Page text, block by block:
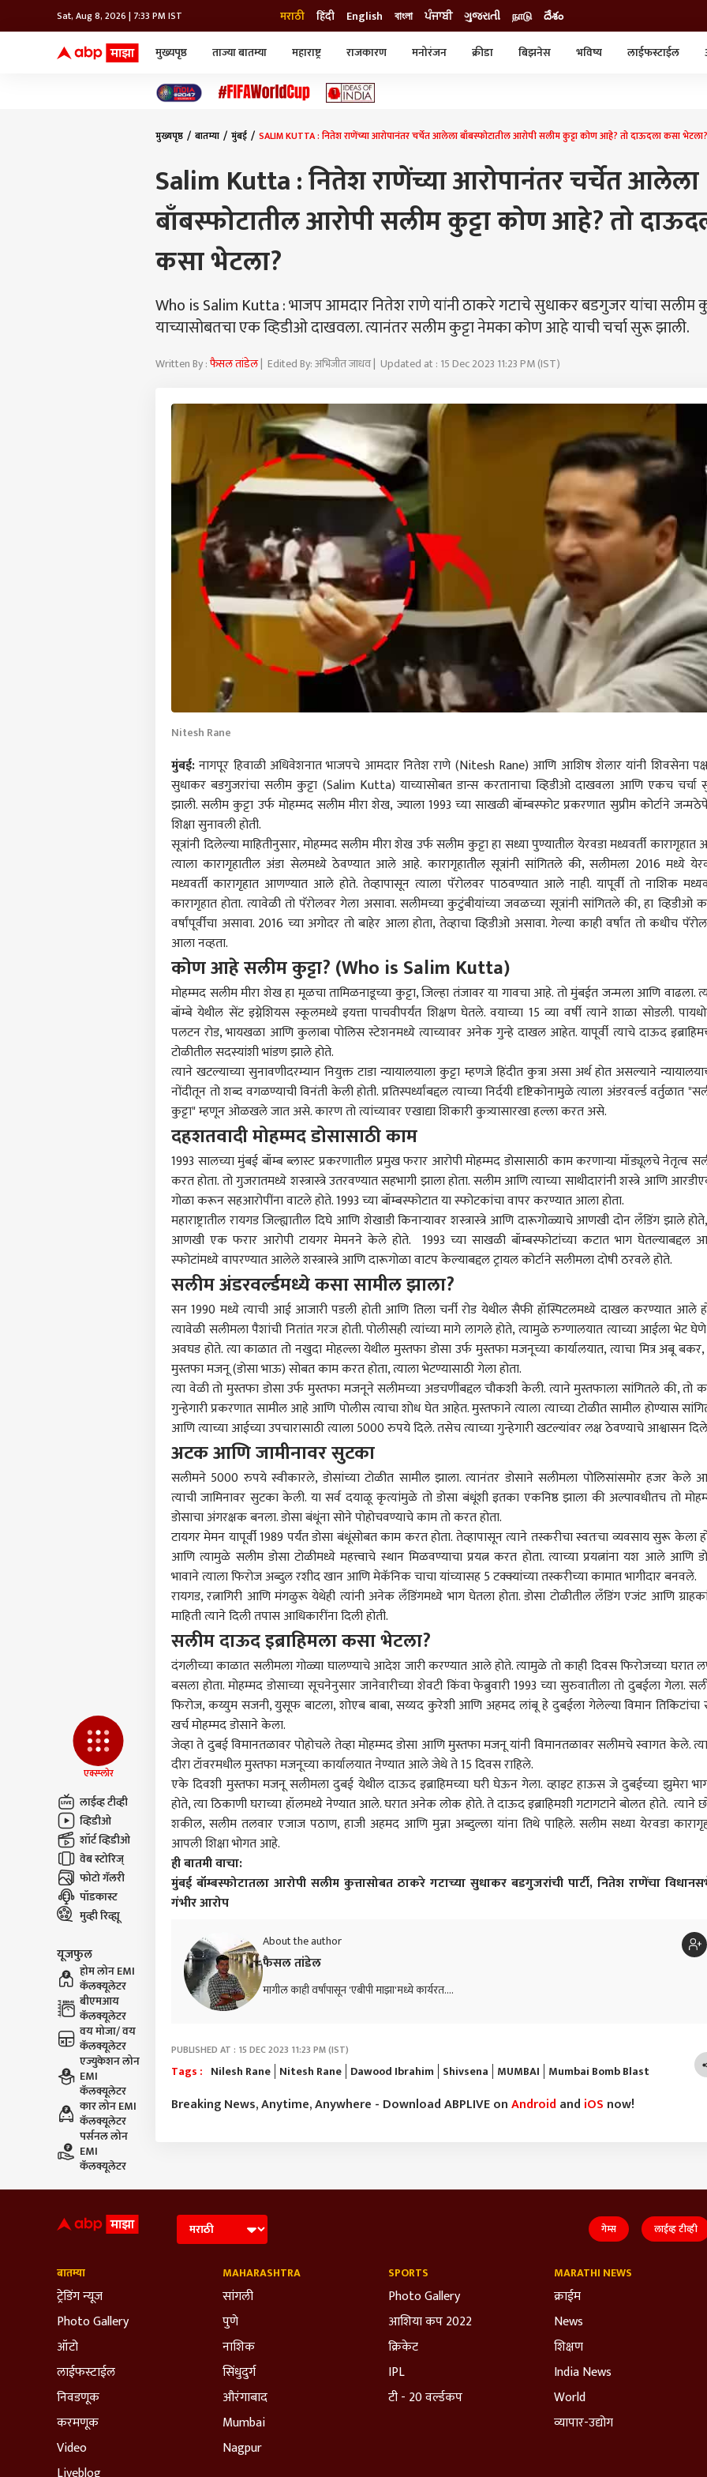
Sat, Aug 8, 2026 | 7:33 PM IST मराठी हिंदी English বাংলা ਪੰਜਾਬੀ ગુજરાતી நாடு దేశం
मुख्यपृष्ठ ताज्या बातम्या महाराष्ट्र राजकारण मनोरंजन क्रीडा बिझनेस भविष्य लाईफस्टाईल
एक्स्प्लोर
लाईव्ह टीव्ही
व्हिडीओ
शॉर्ट व्हिडीओ
वेब स्टोरिज्
फोटो गॅलरी
पॉडकास्ट
मुव्ही रिव्ह्यू
यूजफुल
होम लोन EMI
कॅलक्यूलेटर
बीएमआय
कॅलक्यूलेटर
वय मोजा/ वय
कॅलक्यूलेटर
एज्युकेशन लोन
EMI
कॅलक्यूलेटर
कार लोन EMI
कॅलक्यूलेटर
पर्सनल लोन
EMI
कॅलक्यूलेटर
मुख्यपृष्ठ बातम्या मुंबई SALIM KUTTA : नितेश राणेंच्या आरोपानंतर चर्चेत आलेला बाँबस्फोटातील आरोपी सलीम कुट्टा कोण आहे? तो दाऊदला कसा भेटला?
Salim Kutta : नितेश राणेंच्या आरोपानंतर चर्चेत आलेला
बाँबस्फोटातील आरोपी सलीम कुट्टा कोण आहे? तो
कसा भेटला?
Who is Salim Kutta : भाजप आमदार नितेश राणे यांनी ठाकरे गटाचे सुधाकर बडगुजर यांचा सलीम
याच्यासोबतचा एक व्हिडीओ दाखवला. त्यानंतर सलीम कुट्टा नेमका कोण आहे याची चर्चा सुरू झाली.
Written By :फैसल तांडेल| Edited By: अभिजीत जाधव | Updated at : 15 Dec 2023 11:23 PM (IST)
Nitesh Rane
मुंबई:नागपूर हिवाळी अधिवेशनात भाजपचे आमदार नितेश राणे (Nitesh Rane) आणि आशिष शेलार यांनी शिवसेना
सुधाकर बडगुजरांचा सलीम कुट्टा (Salim Kutta) याच्यासोबत डान्स करतानाचा व्हिडीओ दाखवला आणि एकच चर्चा
झाली. सलीम कुट्टा उर्फ मोहम्मद सलीम मीरा शेख, ज्याला 1993 च्या साखळी बॉम्बस्फोट प्रकरणात सुप्रीम कोर्टाने
शिक्षा सुनावली होती.
सूत्रांनी दिलेल्या माहितीनुसार, मोहम्मद सलीम मीरा शेख उर्फ ​​सलीम कुट्टा हा सध्या पुण्यातील येरवडा मध्यवर्ती कारागृहात
त्याला कारागृहातील अंडा सेलमध्ये ठेवण्यात आले आहे. कारागृहातील सूत्रांनी सांगितले की, सलीमला 2016 मध्ये
मध्यवर्ती कारागृहात आणण्यात आले होते. तेव्हापासून त्याला पॅरोलवर पाठवण्यात आले नाही. यापूर्वी तो नाशिक
कारागृहात होता. त्यावेळी तो पॅरोलवर गेला असावा. सलीमच्या कुटुंबीयांच्या जवळच्या सूत्रांनी सांगितले की, हा व्हिडीओ
वर्षांपूर्वीचा असावा. 2016 च्या अगोदर तो बाहेर आला होता, तेव्हाचा व्हिडीओ असावा. गेल्या काही वर्षांत तो कधीच
आला नव्हता.
कोण आहे सलीम कुट्टा? (Who is Salim Kutta)
मोहम्मद सलीम मीरा शेख हा मूळचा तामिळनाडूच्या कुट्टा, जिल्हा तंजावर या गावचा आहे. तो मुंबईत जन्मला आणि वाढला.
बॉम्बे येथील सेंट इग्नेशियस स्कूलमध्ये इयत्ता पाचवीपर्यंत शिक्षण घेतले. वयाच्या 15 व्या वर्षी त्याने शाळा सोडली.
पलटन रोड, भायखळा आणि कुलाबा पोलिस स्टेशनमध्ये त्याच्यावर अनेक गुन्हे दाखल आहेत. यापूर्वी त्याचे दाऊद
टोळीतील सदस्यांशी भांडण झाले होते.
त्याने खटल्याच्या सुनावणीदरम्यान नियुक्त टाडा न्यायालयाला कुट्टा म्हणजे हिंदीत कुत्रा असा अर्थ होत असल्याने
नोंदीतून तो शब्द वगळण्याची विनंती केली होती. प्रतिस्पर्ध्यांबद्दल त्याच्या निर्दयी दृष्टिकोनामुळे त्याला अंडरवर्ल्ड वर्तुळात
कुट्टा" म्हणून ओळखले जात असे. कारण तो त्यांच्यावर एखाद्या शिकारी कुत्र्यासारखा हल्ला करत असे.
दहशतवादी मोहम्मद डोसासाठी काम
1993 सालच्या मुंबई बॉम्ब ब्लास्ट प्रकरणातील प्रमुख फरार आरोपी मोहम्मद डोसासाठी काम करणाऱ्या मॉड्यूलचे नेतृत्व
करत होता. तो गुजरातमध्ये शस्त्रास्त्रे उतरवण्यात सहभागी झाला होता. सलीम आणि त्याच्या साथीदारांनी शस्त्रे आणि
गोळा करून सहआरोपींना वाटले होते. 1993 च्या बॉम्बस्फोटात या स्फोटकांचा वापर करण्यात आला होता.
महाराष्ट्रातील रायगड जिल्ह्यातील दिघे आणि शेखाडी किनार्‍यावर शस्त्रास्त्रे आणि दारूगोळ्याचे आणखी दोन लँडिंग झाले
आणखी एक फरार आरोपी टायगर मेमनने केले होते. 1993 च्या साखळी बॉम्बस्फोटांच्या कटात भाग घेतल्याबद्दल
स्फोटांमध्ये वापरण्यात आलेले शस्त्रास्त्रे आणि दारूगोळा वाटप केल्याबद्दल ट्रायल कोर्टाने सलीमला दोषी ठरवले होते.
सलीम अंडरवर्ल्डमध्ये कसा सामील झाला?
सन 1990 मध्ये त्याची आई आजारी पडली होती आणि तिला चर्नी रोड येथील सैफी हॉस्पिटलमध्ये दाखल करण्यात आले
त्यावेळी सलीमला पैशांची नितांत गरज होती. पोलीसही त्यांच्या मागे लागले होते, त्यामुळे रुग्णालयात त्याच्या आईला भेट
अवघड होते. त्या काळात तो नखुदा मोहल्ला येथील मुस्तफा डोसा उर्फ मुस्तफा मजनूच्या कार्यालयात, त्याचा मित्र अबू
मुस्तफा मजनू (डोसा भाऊ) सोबत काम करत होता, त्याला भेटण्यासाठी गेला होता.
त्या वेळी तो मुस्तफा डोसा उर्फ ​​मुस्तफा मजनूने सलीमच्या अडचणींबद्दल चौकशी केली. त्याने मुस्तफाला सांगितले की, तो
गुन्हेगारी प्रकरणात सामील आहे आणि पोलीस त्याचा शोध घेत आहेत. मुस्तफाने त्याला त्याच्या टोळीत सामील होण्यास
आणि त्याच्या आईच्या उपचारासाठी त्याला 5000 रुपये दिले. तसेच त्याच्या गुन्हेगारी खटल्यांवर लक्ष ठेवण्याचे आश्वासन
अटक आणि जामीनावर सुटका
सलीमने 5000 रुपये स्वीकारले, डोसांच्या टोळीत सामील झाला. त्यानंतर डोसाने सलीमला पोलिसांसमोर हजर केले
त्याची जामिनावर सुटका केली. या सर्व दयाळू कृत्यांमुळे तो डोसा बंधूंशी इतका एकनिष्ठ झाला की अल्पावधीतच तो
डोसाचा अंगरक्षक बनला. डोसा बंधूंना सोने पोहोचवण्याचे काम तो करत होता.
टायगर मेमन यापूर्वी 1989 पर्यंत डोसा बंधूंसोबत काम करत होता. तेव्हापासून त्याने तस्करीचा स्वतःचा व्यवसाय सुरू केला
आणि त्यामुळे सलीम डोसा टोळीमध्ये महत्त्वाचे स्थान मिळवण्याचा प्रयत्न करत होता. त्याच्या प्रयत्नांना यश आले आणि
भावाने त्याला फिरोज अब्दुल रशीद खान आणि मेकॅनिक चाचा यांच्यासह 5 टक्क्यांच्या तस्करीच्या कामात भागीदार बनवले.
रायगड,रत्नागिरी आणि मंगळुरू येथेही त्यांनी अनेक लँडिंगमध्ये भाग घेतला होता. डोसा टोळीतील लँडिंग एजंट आणि
माहिती त्याने दिली तपास आधिकारींना दिली होती.
सलीम दाऊद इब्राहिमला कसा भेटला?
दंगलीच्या काळात सलीमला गोळ्या घालण्याचे आदेश जारी करण्यात आले होते. त्यामुळे तो काही दिवस फिरोजच्या घरात
बसला होता. मोहम्मद डोसाच्या सूचनेनुसार जानेवारीच्या शेवटी किंवा फेब्रुवारी 1993 च्या सुरुवातीला तो दुबईला गेला.
फिरोज, कय्युम सजनी, युसूफ बाटला, शोएब बाबा, सय्यद कुरेशी आणि अहमद लांबू हे दुबईला गेलेल्या विमान तिकिटांचा
खर्च मोहम्मद डोसाने केला.
जेव्हा ते दुबई विमानतळावर पोहोचले तेव्हा मोहम्मद डोसा आणि मुस्तफा मजनू यांनी विमानतळावर सलीमचे स्वागत केले.
दीरा टॉवरमधील मुस्तफा मजनूच्या कार्यालयात नेण्यात आले जेथे ते 15 दिवस राहिले.
एके दिवशी मुस्तफा मजनू सलीमला दुबई येथील दाऊद इब्राहिमच्या घरी घेऊन गेला. व्हाइट हाऊस जे दुबईच्या झुमेरा
होते, त्या ठिकाणी घराच्या हॉलमध्ये नेण्यात आले. घरात अनेक लोक होते. ते दाऊद इब्राहिमशी गटागटाने बोलत होते. त्याने
शकील, सलीम तलवार एजाज पठाण, हाजी अहमद आणि मुन्ना अब्दुल्ला यांना तिथे पाहिले. सलीम सध्या येरवडा
आपली शिक्षा भोगत आहे.
ही बातमी वाचा:
मुंबई बॉम्बस्फोटातला आरोपी सलीम कुत्तासोबत ठाकरे गटाच्या सुधाकर बडगुजरांची पार्टी, नितेश राणेंचा
गंभीर आरोप
About the author
फैसल तांडेल
मागील काही वर्षांपासून 'एबीपी माझा'मध्ये कार्यरत....
PUBLISHED AT : 15 DEC 2023 11:23 PM (IST)
Tags : Nilesh Rane Nitesh Rane Dawood Ibrahim Shivsena MUMBAI Mumbai Bomb Blast
Breaking News, Anytime, Anywhere - Download ABPLIVE onAndroid and iOS now!
हॅलो गेस्ट
आमच्यासोबत जाहिरात करा
प्रायव्हसी पॉलिसी
संपर्क साधा
करिअर
फीडबॅक
आमच्याबद्दल
LOGIN
पर्सनल कॉर्नर
टॉप आर्टिकल टॉप रील्स
भारत
झारखंड सरकारसोबत
विद्यार्थ्यांची चर्चा निष्फळ,
सूचनांसाठी ईमेल आणि
फीडबॅक नंबर जाहीर; पीएससी
रद्द करण्याच्या मागणीसाठी 6
विद्यार्थ्यांचे उपोषण
बीड
मनोज जरांगेंनंतर आता नरेंद्र
पाटीलही आक्रमक; मराठा
युवकांच्या जात
प्रमाणपत्रावरुन अधिकाऱ्यांवर
संताप
राजकारण
हॉटेलमधील वेटरने बिअर आणू
का म्हणताच तुकाराम मुंढे
सांगितला भन्नाट किस्सा
भारत
Video: राहुल गांधींनी
रिलमधून Gen Z ला फिटनेस
मंत्रा सांगितला, बाॅलिवूड
फिटनेस मॅन ऋतिक
रोशनकडून सुद्धा व्हिडिओ
लाईक
कोल्हापूर
Video: राजकीय हाडवैर
बाजूला ठेवत खासदार धनंजय
महाडिकांनी घेतली सतेज
पाटलांच्या कुटुंबीयांची
सांत्वनपर भेट
काँग्रेसने सुनेत्रा पवारांना गुंगी
गुडिया म्हटलं; सुप्रिया सुळेंची
पहिली प्रतिक्रिया, त्यांनी
गेम्स लाईव्ह टीव्ही
बातम्या
ट्रेडिंग न्यूज
Photo Gallery
ऑटो
लाईफस्टाईल
निवडणूक
करमणूक
Video
MAHARASHTRA
सांगली
पुणे
नाशिक
सिंधुदुर्ग
औरंगाबाद
Mumbai
Nagpur
SPORTS
Photo Gallery
आशिया कप 2022
क्रिकेट
IPL
टी - 20 वर्ल्डकप
MARATHI NEWS
क्राईम
News
शिक्षण
India News
World
व्यापार-उद्योग